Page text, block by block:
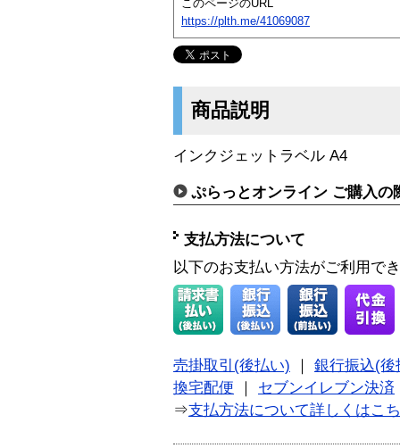
このページのURL
https://plth.me/41069087
商品説明
インクジェットラベル A4
ぷらっとオンライン ご購入の
支払方法について
以下のお支払い方法がご利用で
売掛取引(後払い)
銀行振込(後
換宅配便
セブンイレブン決済
⇒支払方法について詳しくはこ